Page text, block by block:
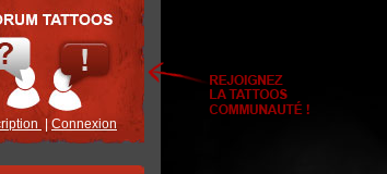
Connexion